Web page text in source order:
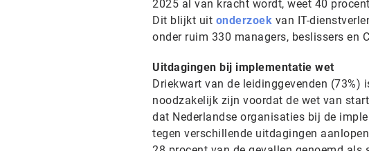
2025 al van kracht wordt, weet 40
Dit blijkt uit onderzoek van IT-
onder ruim 330 managers, beslissers en
Uitdagingen bij implementatie wet
Driekwart van de leidinggevenden (73%)
noodzakelijk zijn voordat de wet van
dat Nederlandse organisaties bij de
tegen verschillende uitdagingen